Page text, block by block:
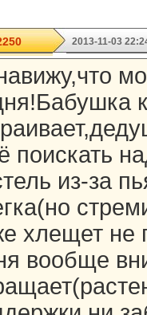
2013-11-03
поискать
из-за
хлещет не
вообще